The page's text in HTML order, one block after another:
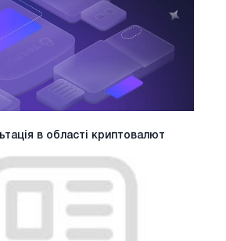
в області криптовалют